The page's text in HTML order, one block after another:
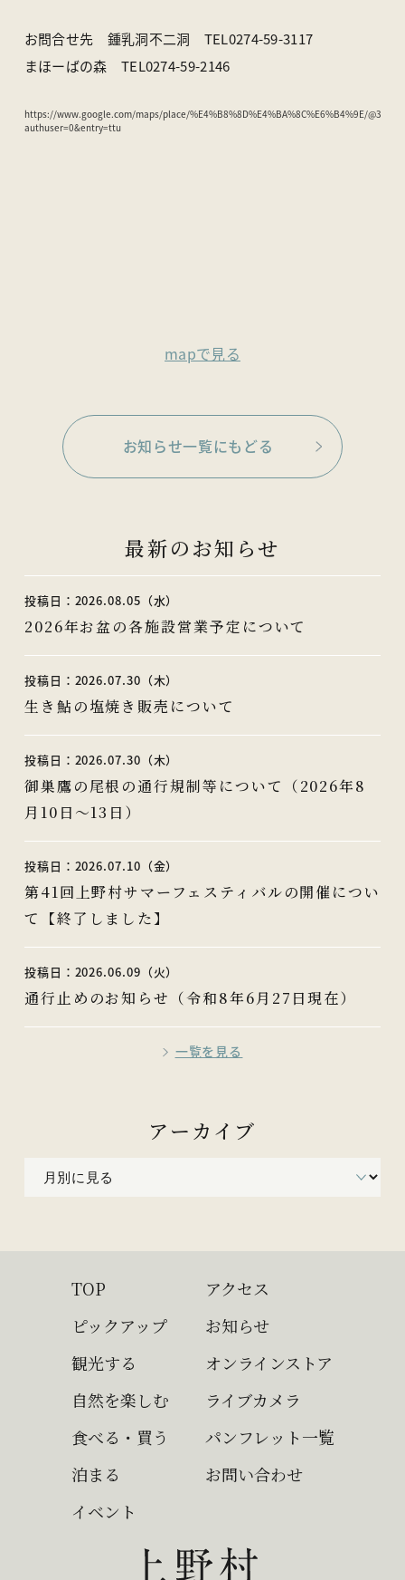
お問合せ先 鍾乳洞不二洞 TEL0274-59-3117
まほーばの森 TEL0274-59-2146
https://www.google.com/maps/place/%E4%B8%8D%E4%BA%8C%E6%B4%9E/
authuser=0&entry=ttu
mapで見る
お知らせ一覧にもどる
最新のお知らせ
投稿日：2026.08.05（水）
2026年お盆の各施設営業予定について
投稿日：2026.07.30（木）
生き鮎の塩焼き販売について
投稿日：2026.07.30（木）
御巣鷹の尾根の通行規制等について（2026年8
月10日～13日）
投稿日：2026.07.10（金）
第41回上野村サマーフェスティバルの開催につい
て【終了しました】
投稿日：2026.06.09（火）
通行止めのお知らせ（令和8年6月27日現在）
一覧を見る
アーカイブ
TOP
ピックアップ
観光する
自然を楽しむ
食べる・買う
泊まる
イベント
アクセス
お知らせ
オンラインストア
ライブカメラ
パンフレット一覧
お問い合わせ